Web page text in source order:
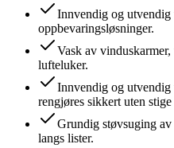
Innvendig og utvendig
oppbevaringsløsninger.
Vask av
lufteluker.
Innvendig og utvendig
rengjøres sikkert uten
Grundig støvsuging
langs lister.